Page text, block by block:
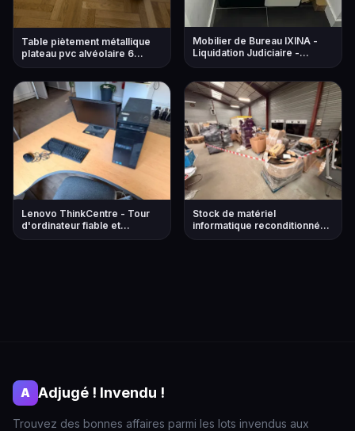
Table piètement métallique
plateau pvc alvéolaire 6
Chaises style scandinave 11
Canapé tissu gr...
Mobilier de Bureau IXINA -
Liquidation Judiciaire -
Lenovo ThinkCentre - Tour
d'ordinateur fiable et
Stock de matériel
informatique reconditionné
A Adjugé ! Invendu !
Trouvez des bonnes affaires parmi les lots invendus aux